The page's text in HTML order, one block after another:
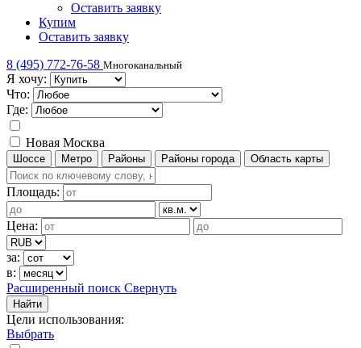
Оставить заявку
Купим
Оставить заявку
8 (495) 772-76-58 Многоканальный
Я хочу:
Что:
Где:
Новая Москва
Шоссе Метро Районы Районы города Область карты
Площадь:
Цена:
за:
в:
Расширенный поиск Свернуть
Найти
Цели использования:
Выбрать